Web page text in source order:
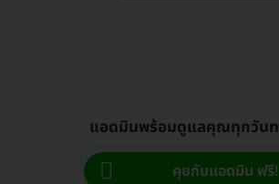
แอดมินพร้อมดูแลคุณทุกวันท
คุยกับแอดมิน ฟรี!